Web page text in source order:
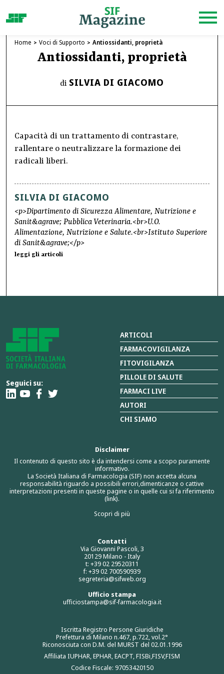
Home Voci di Supporto Antiossidanti, proprietà
Antiossidanti, proprietà
di SILVIA DI GIACOMO
Capacità di un trattamento di contrastare,
rallentare o neutralizzare la formazione dei
radicali liberi.
SILVIA DI GIACOMO
<p>Dipartimento di Sicurezza Alimentare, Nutrizione e
Sanit&agrave; Pubblica Veterinaria.<br>U.O.
Alimentazione, Nutrizione e Salute.<br>Istituto Superiore
di Sanit&agrave;</p>
leggi gli articoli
Seguici su:
Contatti
Via Giovanni Pascoli, 3
20129 Milano - Italy
t: +39 02 29520311
f: +39 02 700590939
segreteria@sifweb.org
Ufficio stampa
ufficiostampa@sif-farmacologia.it
Iscritta Registro Persone Giuridiche
Prefettura di Milano n.467, p.722, vol.2°
Riconosciuta con D.M. del MURST del 02.01.1996
Affiliata IUPHAR, EPHAR, EACPT, FISBi,FISV,FISM
Codice Fiscale: 97053420150
Disclaimer
Il contenuto di questo sito è da intendersi come a scopo puramente
informativo.
La Società Italiana di Farmacologia (SIF) non accetta alcuna
responsabilità riguardo a possibili errori,dimenticanze o cattive
interpretazioni presenti in queste pagine o in quelle cui si fa riferimento
(link).
Scopri di più
ARTICOLI
FARMACOVIGILANZA
FITOVIGILANZA
PILLOLE DI SALUTE
FARMACI LIVE
AUTORI
CHI SIAMO